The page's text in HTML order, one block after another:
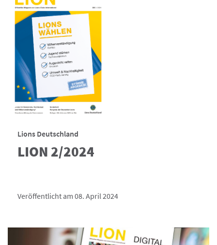
Lions Deutschland
LION 2/2024
Veröffentlicht am 08. April 2024